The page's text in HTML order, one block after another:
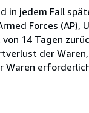
in jedem Fall
Forces
14 Tagen
der
Waren